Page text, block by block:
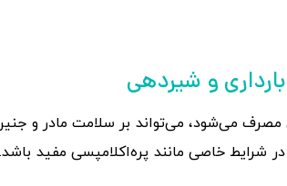
مصرف می‌شود، می‌تواند بر سلامت مادر و
شرایط خاصی مانند پره‌اکلامپسی مفید باشد.